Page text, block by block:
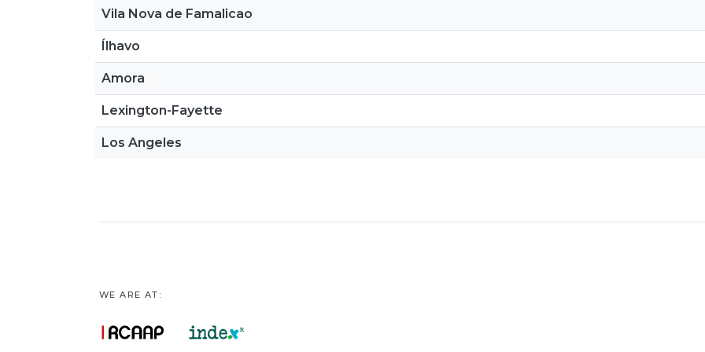
Vila Nova de Famalicao
Ílhavo
Amora
Lexington-Fayette
Los Angeles
WE ARE AT: